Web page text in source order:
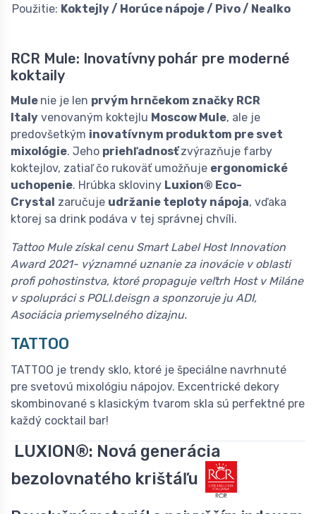
Použitie: Koktejly / Horúce nápoje / Pivo / Nealko
RCR Mule: Inovatívny pohár pre moderné
koktaily
Mule nie je len prvým hrnčekom značky RCR
Italy venovaným koktejlu Moscow Mule, ale je
predovšetkým inovatívnym produktom pre svet
mixológie. Jeho priehľadnosťzvýrazňuje farby
koktejlov, zatiaľ čo rukoväť umožňuje ergonomické
uchopenie. Hrúbka skloviny Luxion® Eco-
Crystal zaručuje udržanie teploty nápoja, vďaka
ktorej sa drink podáva v tej správnej chvíli.
Tattoo Mule získal cenu Smart Label Host Innovation
Award 2021- významné uznanie za inovácie v oblasti
profi pohostinstva, ktoré propaguje veľtrh Host v Miláne
v spolupráci s POLI.deisgn a sponzoruje ju ADI,
Asociácia priemyselného dizajnu.
TATTOO
TATTOO je trendy sklo, ktoré je špeciálne navrhnuté
pre svetovú mixológiu nápojov. Excentrické dekory
skombinované s klasickým tvarom skla sú perfektné pre
každý cocktail bar!
LUXION®: Nová generácia
bezolovnatého krištáľu